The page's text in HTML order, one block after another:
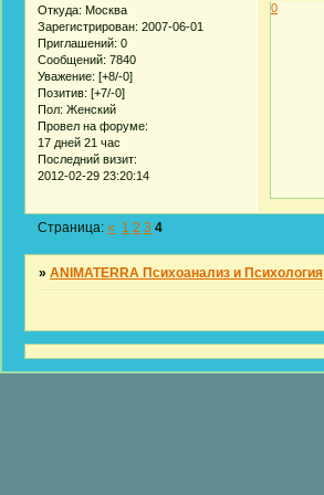
Откуда: Москва
Зарегистрирован: 2007-06-01
Приглашений: 0
Сообщений: 7840
Уважение: [+8/-0]
Позитив: [+7/-0]
Пол: Женский
Провел на форуме:
17 дней 21 час
Последний визит:
2012-02-29 23:20:14
0
Страница:« 1 2 3 4
»ANIMATERRA Психоанализ и Психология